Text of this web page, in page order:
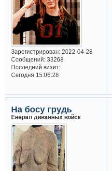
Зарегистрирован: 2022-04-28
Сообщений:33268
Последний визит:
Сегодня 15:06:28
На босу грудь
Енерал диванных войск